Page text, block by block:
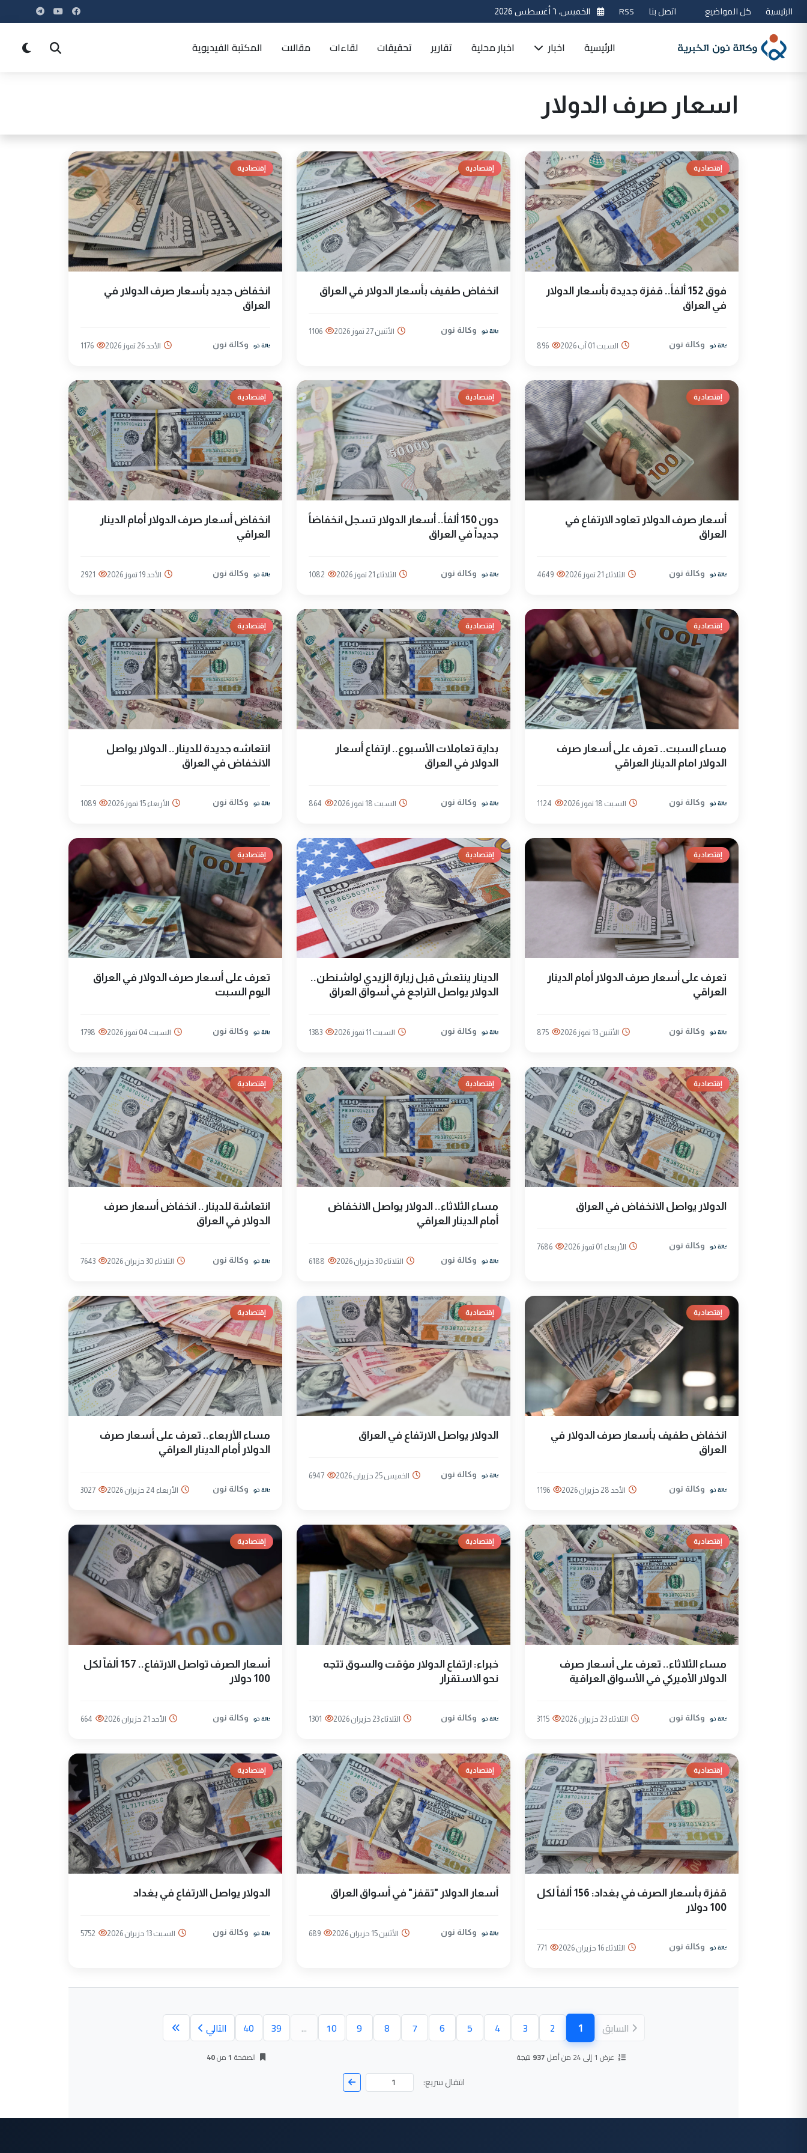
الرئيسية كل المواضيع اتصل بنا RSS الخميس، ٦ أغسطس 2026
الرئيسية اخبار اخبار محلية تقارير تحقيقات لقاءات مقالات المكتبة الفيديوية
اسعار صرف الدولار
إقتصادية
فوق 152 ألفاً.. قفزة جديدة بأسعار الدولار
في العراق
وكالة نون السبت 01 آب 2026 896
إقتصادية
انخفاض طفيف بأسعار الدولار في العراق
وكالة نون الأثنين 27 تموز 2026 1106
إقتصادية
انخفاض جديد بأسعار صرف الدولار في
العراق
وكالة نون الأحد 26 تموز 2026 1176
إقتصادية
أسعار صرف الدولار تعاود الارتفاع في
العراق
وكالة نون الثلاثاء 21 تموز 2026 4649
إقتصادية
دون 150 ألفاً.. أسعار الدولار تسجل انخفاضاً
جديداً في العراق
وكالة نون الثلاثاء 21 تموز 2026 1082
إقتصادية
انخفاض أسعار صرف الدولار أمام الدينار
العراقي
وكالة نون الأحد 19 تموز 2026 2921
إقتصادية
مساء السبت.. تعرف على أسعار صرف
الدولار امام الدينار العراقي
وكالة نون السبت 18 تموز 2026 1124
إقتصادية
بداية تعاملات الأسبوع.. ارتفاع أسعار
الدولار في العراق
وكالة نون السبت 18 تموز 2026 864
إقتصادية
انتعاشه جديدة للدينار.. الدولار يواصل
الانخفاض في العراق
وكالة نون الأربعاء 15 تموز 2026 1089
إقتصادية
تعرف على أسعار صرف الدولار أمام الدينار
العراقي
وكالة نون الأثنين 13 تموز 2026 875
إقتصادية
الدينار ينتعش قبل زيارة الزيدي لواشنطن..
الدولار يواصل التراجع في أسواق العراق
وكالة نون السبت 11 تموز 2026 1383
إقتصادية
تعرف على أسعار صرف الدولار في العراق
اليوم السبت
وكالة نون السبت 04 تموز 2026 1798
إقتصادية
الدولار يواصل الانخفاض في العراق
وكالة نون الأربعاء 01 تموز 2026 7686
إقتصادية
مساء الثلاثاء.. الدولار يواصل الانخفاض
أمام الدينار العراقي
وكالة نون الثلاثاء 30 حزيران 2026 6188
إقتصادية
انتعاشة للدينار.. انخفاض أسعار صرف
الدولار في العراق
وكالة نون الثلاثاء 30 حزيران 2026 7643
إقتصادية
انخفاض طفيف بأسعار صرف الدولار في
العراق
وكالة نون الأحد 28 حزيران 2026 1196
إقتصادية
الدولار يواصل الارتفاع في العراق
وكالة نون الخميس 25 حزيران 2026 6947
إقتصادية
مساء الأربعاء.. تعرف على أسعار صرف
الدولار أمام الدينار العراقي
وكالة نون الأربعاء 24 حزيران 2026 3027
إقتصادية
مساء الثلاثاء.. تعرف على أسعار صرف
الدولار الأميركي في الأسواق العراقية
وكالة نون الثلاثاء 23 حزيران 2026 3115
إقتصادية
خبراء: ارتفاع الدولار مؤقت والسوق تتجه
نحو الاستقرار
وكالة نون الثلاثاء 23 حزيران 2026 1301
إقتصادية
أسعار الصرف تواصل الارتفاع.. 157 ألفاً لكل
100 دولار
وكالة نون الأحد 21 حزيران 2026 664
إقتصادية
قفزة بأسعار الصرف في بغداد: 156 ألفاً لكل
100 دولار
وكالة نون الثلاثاء 16 حزيران 2026 771
إقتصادية
أسعار الدولار "تقفز" في أسواق العراق
وكالة نون الأثنين 15 حزيران 2026 689
إقتصادية
الدولار يواصل الارتفاع في بغداد
وكالة نون السبت 13 حزيران 2026 5752
السابق 1(الصفحة الحالية)
2
3
4
5
6
7
8
9
10
...
39
40 التالي
عرض 1 إلى 24 من أصل 937 نتيجة الصفحة 1من40
انتقال سريع: